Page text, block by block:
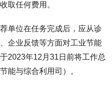
取任何费用。
单位在任务完成后，应从诊
企业反馈等方面对工业节能
2023年12月31日前将工作总
能与综合利用司）。